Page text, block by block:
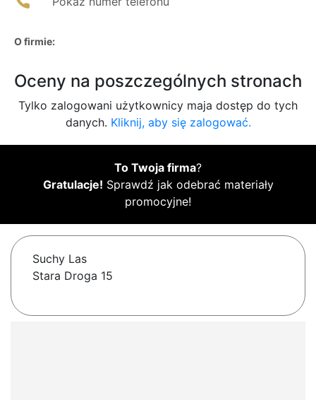
O firmie:
Oceny na poszczególnych stronach
Tylko zalogowani użytkownicy maja dostęp do tych
danych. Kliknij, aby się zalogować.
To Twoja firma?
Gratulacje! Sprawdź jak odebrać materiały
promocyjne!
Suchy Las
Stara Droga 15